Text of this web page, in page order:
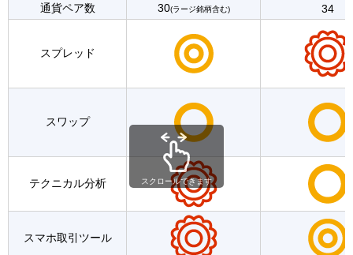
通貨ペア数
30(ラージ銘柄含む) 34
スプレッド
スワップ
テクニカル分析
スマホ取引ツール
スクロールできます